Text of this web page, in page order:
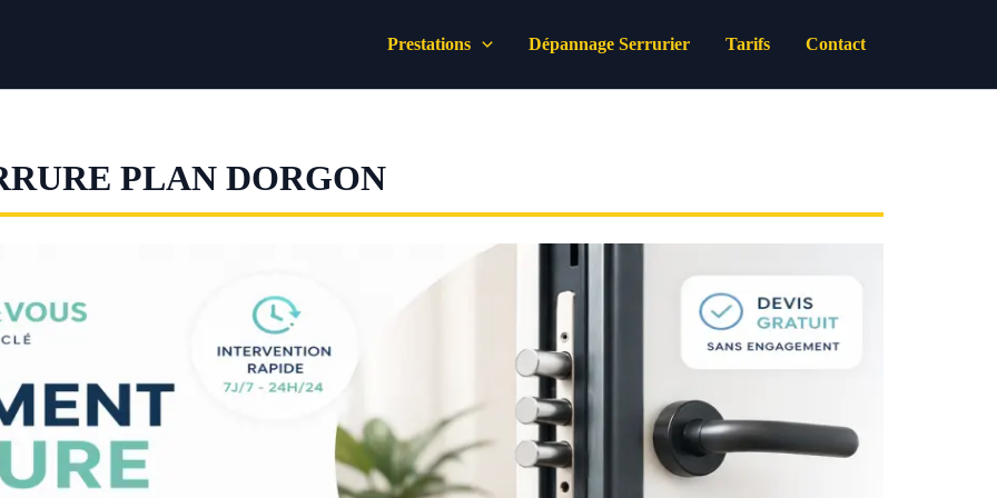
Prestations Dépannage Serrurier Tarifs Contact
PLAN DORGON